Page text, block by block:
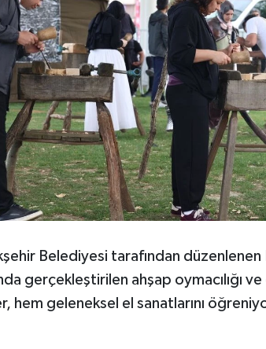
Belediyesi tarafından düzenlenen
gerçekleştirilen ahşap oymacılığı
hem geleneksel el sanatlarını